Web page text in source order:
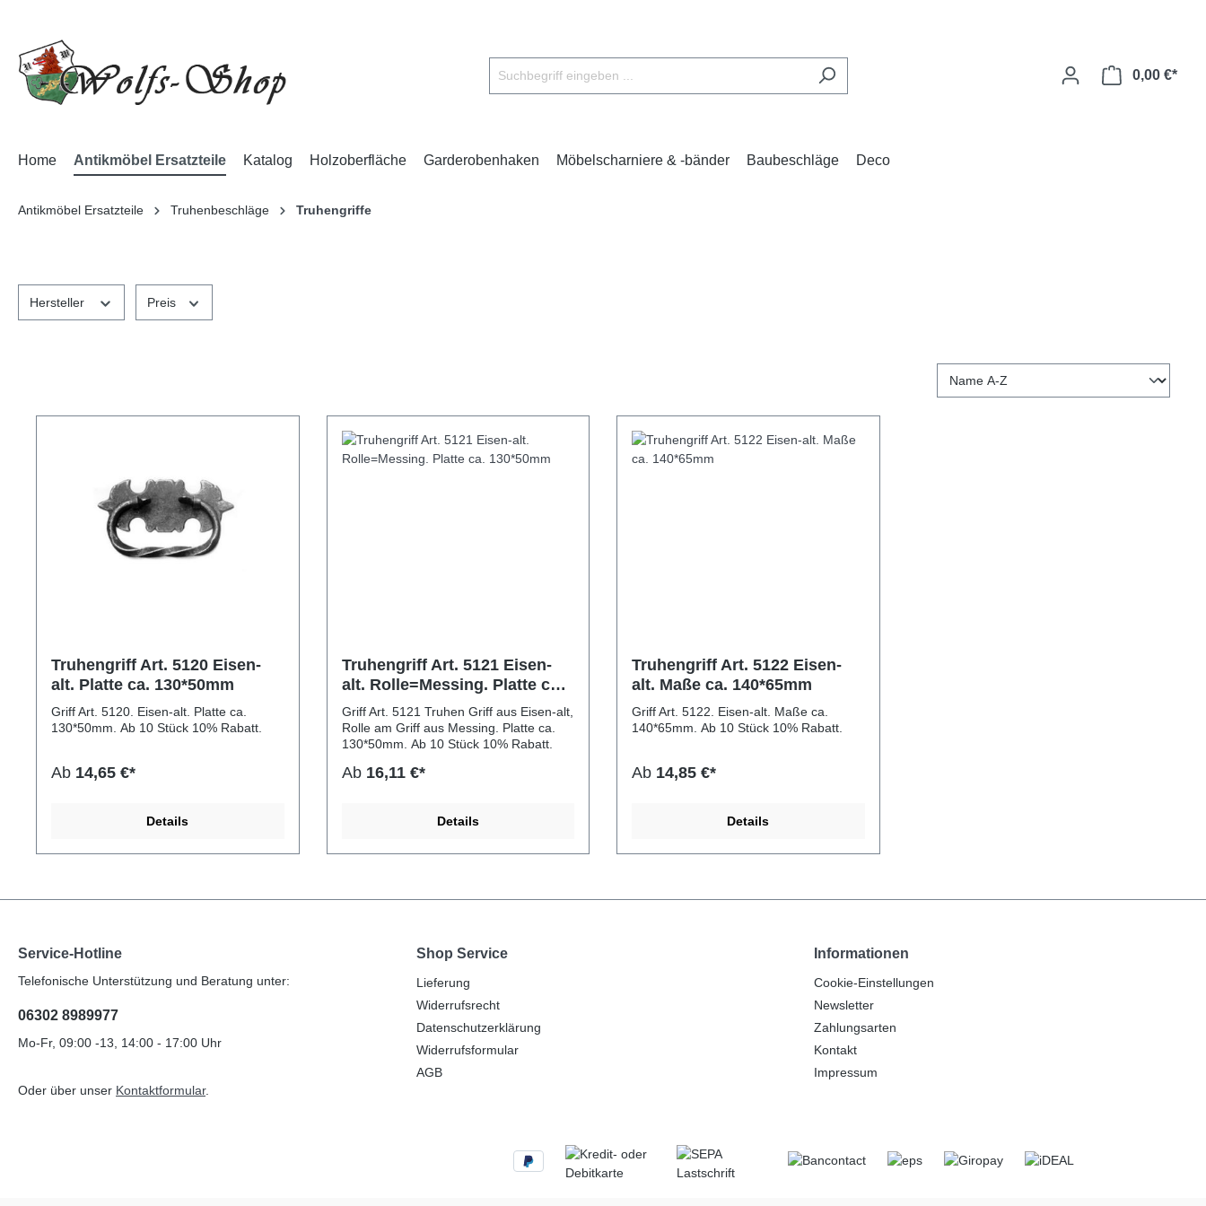
0,00 €*
Home Antikmöbel Ersatzteile Katalog Holzoberfläche Garderobenhaken Möbelscharniere & -bänder Baubeschläge Deco
Antikmöbel Ersatzteile Truhenbeschläge Truhengriffe
Hersteller Preis
Truhengriff Art. 5120 Eisen-
alt. Platte ca. 130*50mm
Griff Art. 5120. Eisen-alt. Platte ca.
130*50mm. Ab 10 Stück 10% Rabatt.
Ab 14,65 €*
Details
Truhengriff Art. 5121 Eisen-
alt. Rolle=Messing. Platte ca.
130*50mm
Griff Art. 5121 Truhen Griff aus Eisen-alt,
Rolle am Griff aus Messing. Platte ca.
130*50mm. Ab 10 Stück 10% Rabatt.
Ab 16,11 €*
Details
Truhengriff Art. 5122 Eisen-
alt. Maße ca. 140*65mm
Griff Art. 5122. Eisen-alt. Maße ca.
140*65mm. Ab 10 Stück 10% Rabatt.
Ab 14,85 €*
Details
Service-Hotline
Telefonische Unterstützung und Beratung unter:
06302 8989977
Mo-Fr, 09:00 -13, 14:00 - 17:00 Uhr
Oder über unser Kontaktformular.
Shop Service
Lieferung
Widerrufsrecht
Datenschutzerklärung
Widerrufsformular
AGB
Informationen
Cookie-Einstellungen
Newsletter
Zahlungsarten
Kontakt
Impressum